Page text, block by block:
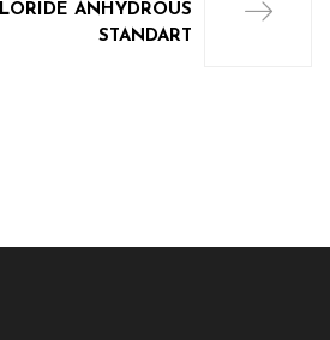
ANHYDROUS
STANDART